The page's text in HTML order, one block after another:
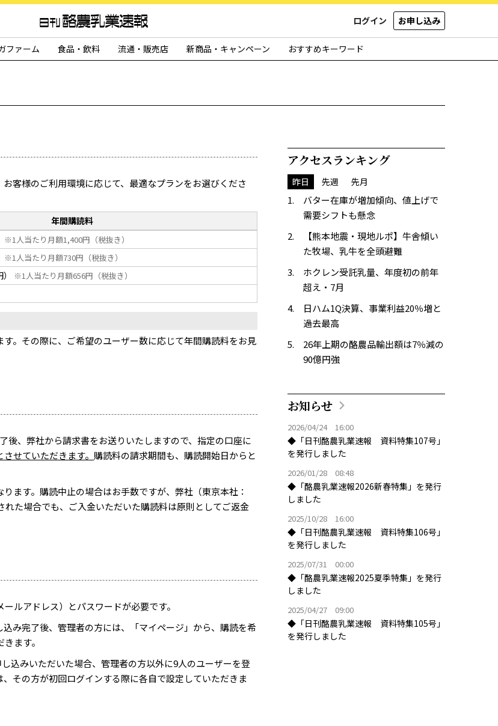
ログイン お申し込み
ファーム 食品・飲料 流通・販売店 新商品・キャンペーン おすすめキーワード
客様のご利用環境に応じて、最適なプランをお選びくださ
年間購読料
※1人当たり月額1,400円（税抜き）
※1人当たり月額730円（税抜き）
※1人当たり月額656円（税抜き）
。その際に、ご希望のユーザー数に応じて年間購読料をお見
後、弊社から請求書をお送りいたしますので、指定の口座に
せていただきます。 購読料の請求期間も、購読開始日からと
ます。購読中止の場合はお手数ですが、弊社（東京本社：
た場合でも、ご入金いただいた購読料は原則としてご返金
ルアドレス）とパスワードが必要です。
み完了後、管理者の方には、「マイページ」から、購読を希
ます。
込みいただいた場合、管理者の方以外に9人のユーザーを登
その方が初回ログインする際に各自で設定していただきま
アクセスランキング
昨日 先週 先月
バター在庫が増加傾向、値上げで
需要シフトも懸念
【熊本地震・現地ルポ】牛舎傾い
た牧場、乳牛を全頭避難
ホクレン受託乳量、年度初の前年
超え・7月
日ハム1Q決算、事業利益20％増と
過去最高
26年上期の酪農品輸出額は7％減の
90億円強
お知らせ
2026/04/24 16:00
◆「日刊酪農乳業速報 資料特集107号」
を発行しました
2026/01/28 08:48
◆「酪農乳業速報2026新春特集」を発行
しました
2025/10/28 16:00
◆「日刊酪農乳業速報 資料特集106号」
を発行しました
2025/07/31 00:00
◆「酪農乳業速報2025夏季特集」を発行
しました
2025/04/27 09:00
◆「日刊酪農乳業速報 資料特集105号」
を発行しました